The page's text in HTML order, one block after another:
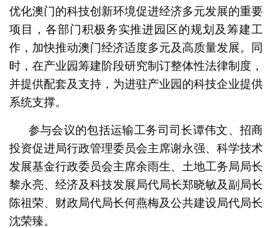
优化澳门的科技创新环境促进经济多元发展的重要
项目，各部门积极务实推进园区的规划及筹建工
作，加快推动澳门经济适度多元及高质量发展。同
时，在产业园筹建阶段研究制订整体性法律制度，
并提供配套及支持，为进驻产业园的科技企业提供
系统支撑。
参与会议的包括运输工务司司长谭伟文、招商
投资促进局行政管理委员会主席谢永强、科学技术
发展基金行政委员会主席余雨生、土地工务局局长
黎永亮、经济及科技发展局代局长郑晓敏及副局长
陈祖荣、财政局代局长何燕梅及公共建设局代局长
沈荣臻。